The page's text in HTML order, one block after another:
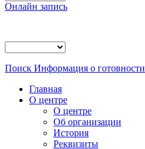
Онлайн запись
Поиск Информация о готовности
Главная
О центре
О центре
Об организации
История
Реквизиты